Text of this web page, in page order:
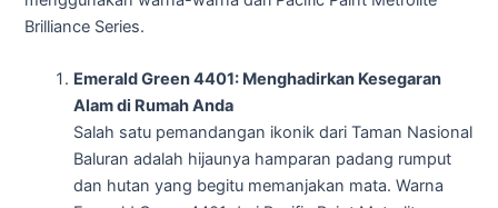
Brilliance Series.
Emerald Green 4401: Menghadirkan Kesegaran
Alam di Rumah Anda
Salah satu pemandangan ikonik dari Taman Nasional
Baluran adalah hijaunya hamparan padang rumput
dan hutan yang begitu memanjakan mata. Warna